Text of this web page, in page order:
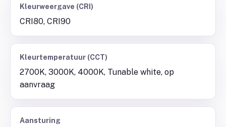
Kleurweergave (CRI)
CRI80, CRI90
Kleurtemperatuur (CCT)
2700K, 3000K, 4000K, Tunable white, op
aanvraag
Aansturing